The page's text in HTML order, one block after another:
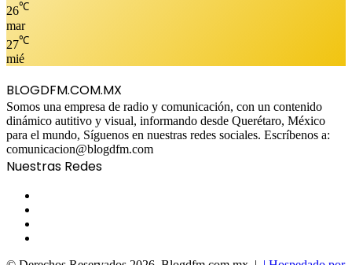
26℃
mar
27℃
mié
BLOGDFM.COM.MX
Somos una empresa de radio y comunicación, con un contenido
dinámico autitivo y visual, informando desde Querétaro, México
para el mundo, Síguenos en nuestras redes sociales. Escríbenos a:
comunicacion@blogdfm.com
Nuestras Redes